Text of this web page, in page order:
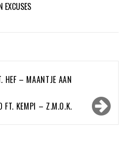
EXCUSES
HEF – MAANTJE AAN
FT. KEMPI – Z.M.O.K.